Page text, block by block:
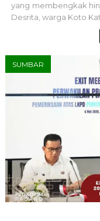
yang membengkak
Desrita, warga Koto
SUMBAR